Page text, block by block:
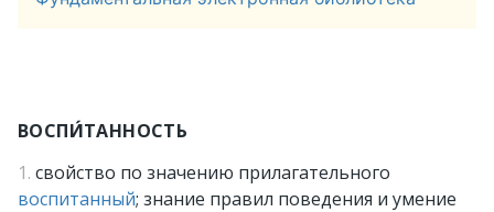
ВОСПИ́ТАННОСТЬ
1. свойство по значению прилагательного
воспитанный; знание правил поведения и умение